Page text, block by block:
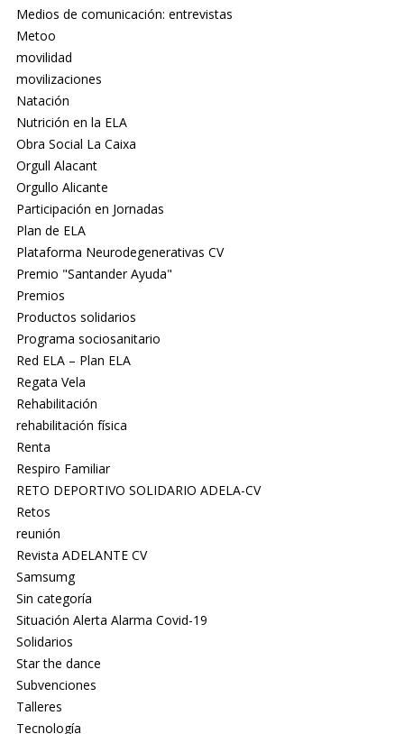
Medios de comunicación: entrevistas
Metoo
movilidad
movilizaciones
Natación
Nutrición en la ELA
Obra Social La Caixa
Orgull Alacant
Orgullo Alicante
Participación en Jornadas
Plan de ELA
Plataforma Neurodegenerativas CV
Premio "Santander Ayuda"
Premios
Productos solidarios
Programa sociosanitario
Red ELA – Plan ELA
Regata Vela
Rehabilitación
rehabilitación física
Renta
Respiro Familiar
RETO DEPORTIVO SOLIDARIO ADELA-CV
Retos
reunión
Revista ADELANTE CV
Samsumg
Sin categoría
Situación Alerta Alarma Covid-19
Solidarios
Star the dance
Subvenciones
Talleres
Tecnología